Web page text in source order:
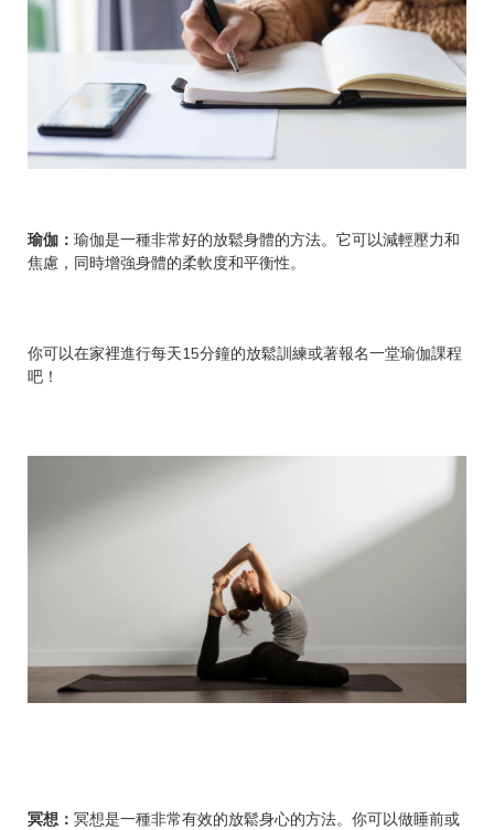
瑜伽： 瑜伽是一種非常好的放鬆身體的方法。它可以減輕壓力和
焦慮，同時增強身體的柔軟度和平衡性。
你可以在家裡進行每天15分鐘的放鬆訓練或著報名一堂瑜伽課程
吧！
冥想： 冥想是一種非常有效的放鬆身心的方法。你可以做睡前或